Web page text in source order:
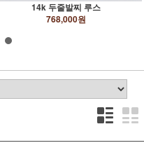
14k 두줄발찌 루스
768,000원